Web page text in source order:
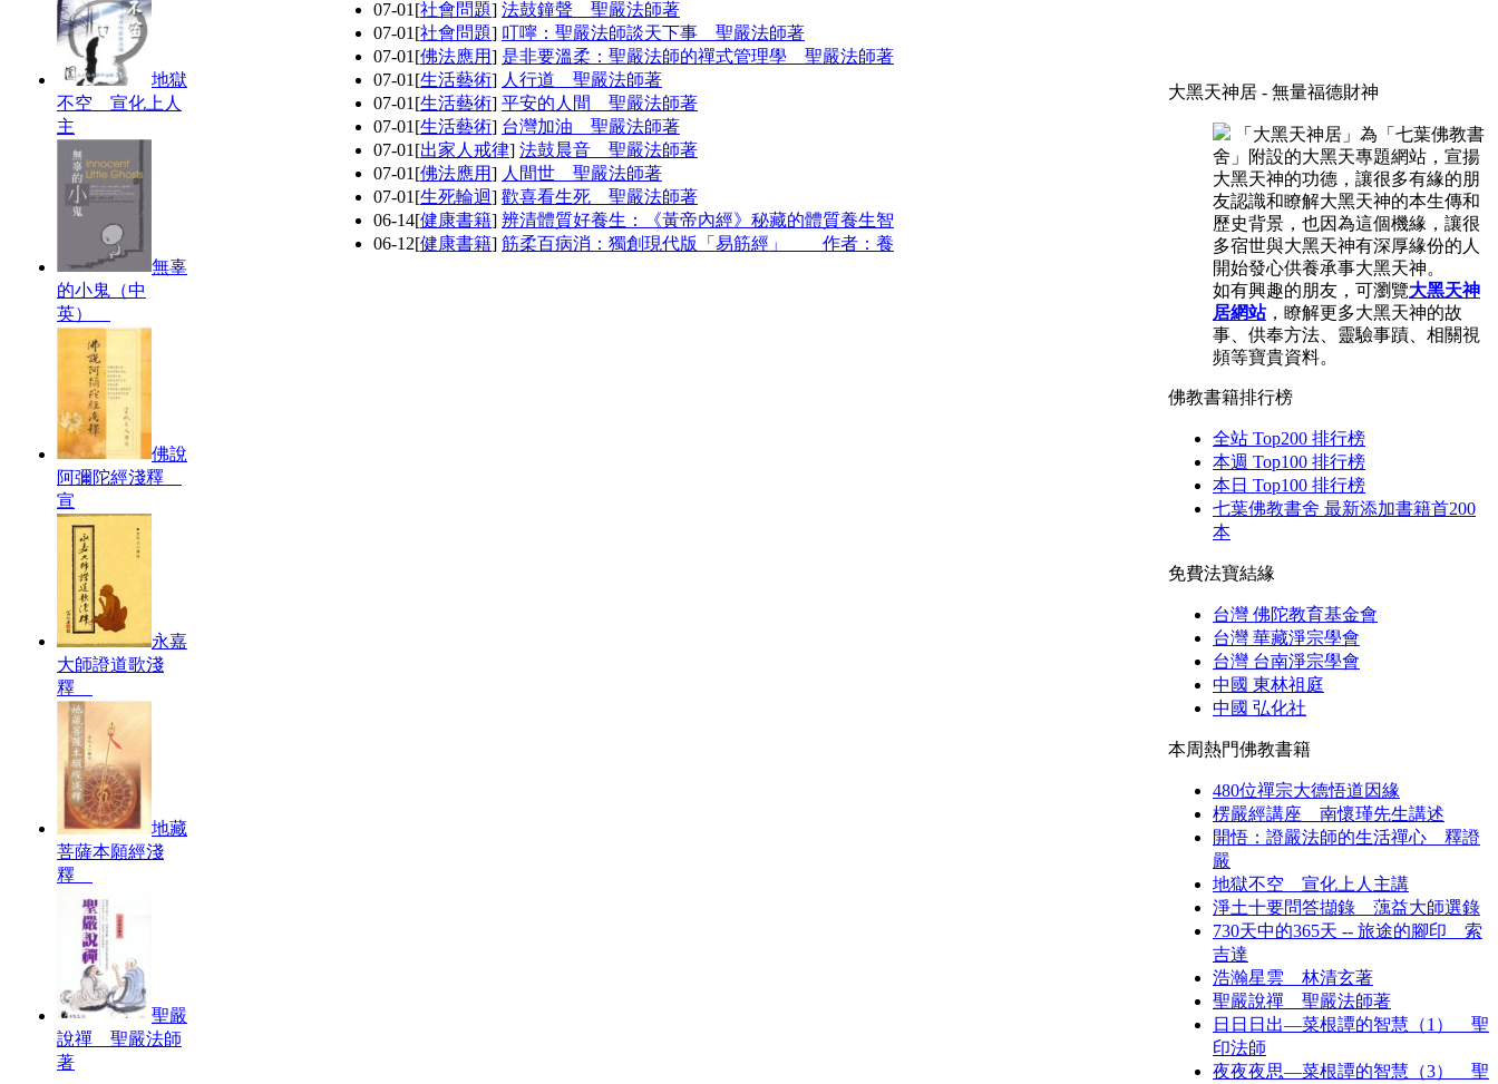
地獄
不空 宣化上人
主
無辜
的小鬼（中
英）
佛說
阿彌陀經淺釋
宣
永嘉
大師證道歌淺
釋
地藏
菩薩本願經淺
釋
聖嚴
說禪 聖嚴法師
著
07-01 [社會問題] 法鼓鐘聲 聖嚴法師著
07-01 [社會問題] 叮嚀：聖嚴法師談天下事 聖嚴法師著
07-01 [佛法應用] 是非要溫柔：聖嚴法師的禪式管理學 聖嚴法師著
07-01 [生活藝術] 人行道 聖嚴法師著
07-01 [生活藝術] 平安的人間 聖嚴法師著
07-01 [生活藝術] 台灣加油 聖嚴法師著
07-01 [出家人戒律] 法鼓晨音 聖嚴法師著
07-01 [佛法應用] 人間世 聖嚴法師著
07-01 [生死輪迴] 歡喜看生死 聖嚴法師著
06-14[健康書籍] 辨清體質好養生：《黃帝內經》秘藏的體質養生智
06-12[健康書籍] 筋柔百病消：獨創現代版「易筋經」 作者：養
大黑天神居 - 無量福德財神
「大黑天神居」為「七葉佛教書
舍」附設的大黑天專題網站，宣揚
大黑天神的功德，讓很多有緣的朋
友認識和瞭解大黑天神的本生傳和
歷史背景，也因為這個機緣，讓很
多宿世與大黑天神有深厚緣份的人
開始發心供養承事大黑天神。
如有興趣的朋友，可瀏覽大黑天神
居網站，瞭解更多大黑天神的故
事、供奉方法、靈驗事蹟、相關視
頻等寶貴資料。
佛教書籍排行榜
全站 Top200 排行榜
本週 Top100 排行榜
本日 Top100 排行榜
七葉佛教書舍 最新添加書籍首200
本
免費法寶結緣
台灣 佛陀教育基金會
台灣 華藏淨宗學會
台灣 台南淨宗學會
中國 東林祖庭
中國 弘化社
本周熱門佛教書籍
480位禪宗大德悟道因緣
楞嚴經講座 南懷瑾先生講述
開悟：證嚴法師的生活禪心 釋證
嚴
地獄不空 宣化上人主講
淨土十要問答擷錄 蕅益大師選錄
730天中的365天 -- 旅途的腳印 索
吉達
浩瀚星雲 林清玄著
聖嚴說禪 聖嚴法師著
日日日出—菜根譚的智慧（1） 聖
印法師
夜夜夜思—菜根譚的智慧（3） 聖